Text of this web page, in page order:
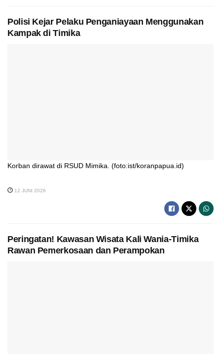
Polisi Kejar Pelaku Penganiayaan Menggunakan
Kampak di Timika
Korban dirawat di RSUD Mimika. (foto:ist/koranpapua.id)
12 JUNI 2026
Peringatan! Kawasan Wisata Kali Wania-Timika
Rawan Pemerkosaan dan Perampokan